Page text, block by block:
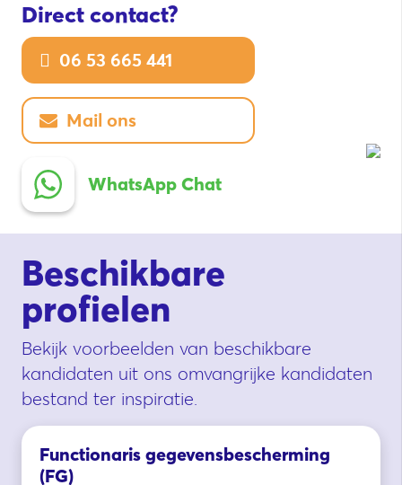
Direct contact?
06 53 665 441
Mail ons
WhatsApp Chat
Beschikbare
profielen
Bekijk voorbeelden van beschikbare
kandidaten uit ons omvangrijke kandidaten
bestand ter inspiratie.
Functionaris gegevensbescherming
(FG)